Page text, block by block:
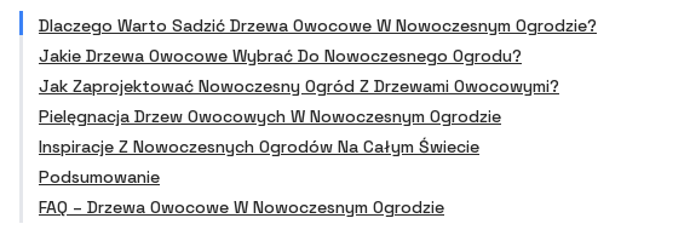
Dlaczego Warto Sadzić Drzewa Owocowe W Nowoczesnym Ogrodzie?
Jakie Drzewa Owocowe Wybrać Do Nowoczesnego Ogrodu?
Jak Zaprojektować Nowoczesny Ogród Z Drzewami Owocowymi?
Pielęgnacja Drzew Owocowych W Nowoczesnym Ogrodzie
Inspiracje Z Nowoczesnych Ogrodów Na Całym Świecie
Podsumowanie
FAQ – Drzewa Owocowe W Nowoczesnym Ogrodzie